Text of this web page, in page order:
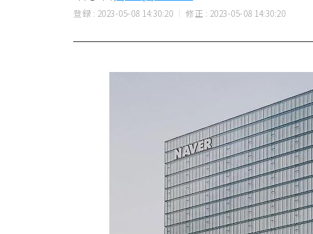
登録 : 2023-05-08 14:30:20 修正 : 2023-05-08 14:30:20